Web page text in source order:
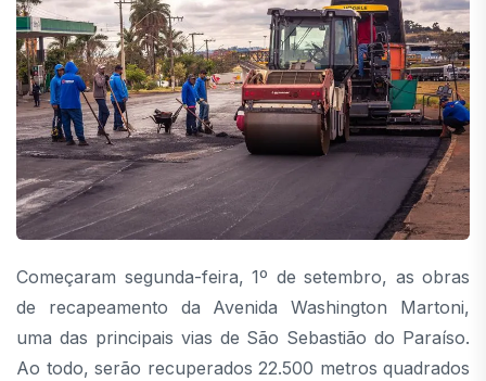
Começaram segunda-feira, 1º de setembro, as obras
de recapeamento da Avenida Washington Martoni,
uma das principais vias de São Sebastião do Paraíso.
Ao todo, serão recuperados 22.500 metros quadrados